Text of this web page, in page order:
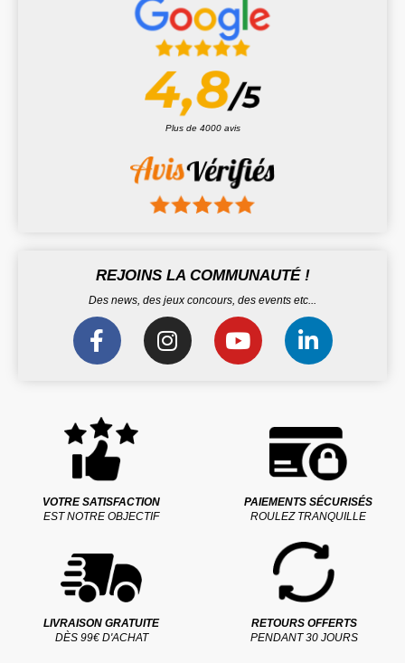
Plus de 4000 avis
REJOINS LA COMMUNAUTÉ !
Des news, des jeux concours, des events etc...
VOTRE SATISFACTION
EST NOTRE OBJECTIF
PAIEMENTS SÉCURISÉS
ROULEZ TRANQUILLE
LIVRAISON GRATUITE
DÈS 99€ D'ACHAT
RETOURS OFFERTS
PENDANT 30 JOURS